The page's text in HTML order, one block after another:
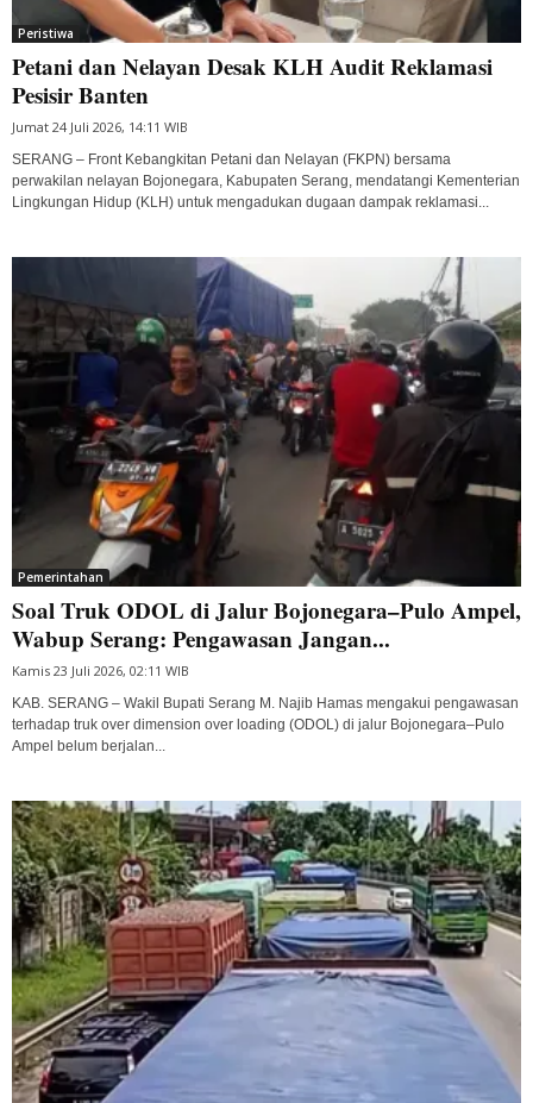
Peristiwa
Petani dan Nelayan Desak KLH Audit Reklamasi
Pesisir Banten
Jumat 24 Juli 2026, 14:11 WIB
SERANG – Front Kebangkitan Petani dan Nelayan (FKPN) bersama
perwakilan nelayan Bojonegara, Kabupaten Serang, mendatangi Kementerian
Lingkungan Hidup (KLH) untuk mengadukan dugaan dampak reklamasi...
Pemerintahan
Soal Truk ODOL di Jalur Bojonegara–Pulo Ampel,
Wabup Serang: Pengawasan Jangan...
Kamis 23 Juli 2026, 02:11 WIB
KAB. SERANG – Wakil Bupati Serang M. Najib Hamas mengakui pengawasan
terhadap truk over dimension over loading (ODOL) di jalur Bojonegara–Pulo
Ampel belum berjalan...